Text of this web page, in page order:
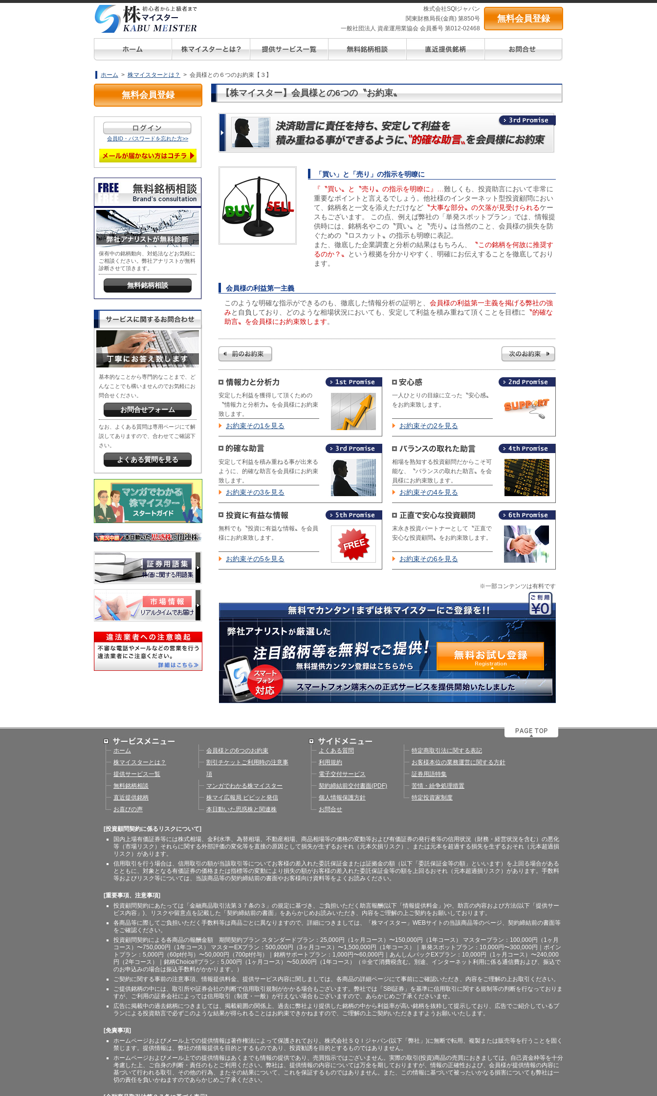
株式会社SQIジャパン
関東財務局長(金商) 第850号
一般社団法人 資産運用業協会 会員番号 第012-02468
無料会員登録
ホーム > 株マイスターとは？ > 会員様との６つのお約束【３】
無料会員登録
会員ID・パスワードを忘れた方>>
保有中の銘柄動向、対処法などお気軽に
ご相談ください。弊社アナリストが無料
診断させて頂きます。
無料銘柄相談
基本的なことから専門的なことまで、ど
んなことでも構いませんのでお気軽にお
問合せください。
お問合せフォーム
なお、よくある質問は専用ページにて解
説してありますので、合わせてご確認下
さい。
よくある質問を見る
【株マイスター】会員様との6つの〝お約束〟
「買い」と「売り」の指示を明瞭に
『〝買い〟と〝売り〟の指示を明瞭に』… 難しくも、投資助言において非常に
重要なポイントと言えるでしょう。他社様のインターネット型投資顧問におい
て、銘柄名と一文を添えただけなど 〝大事な部分〟の欠落が見受けられるケー
スもございます。 この点、例えば弊社の「単発スポットプラン」では、情報提
供時には、銘柄名やこの〝買い〟と〝売り〟は当然のこと、会員様の損失を防
ぐための〝ロスカット〟の指示も明瞭に表記。
また、徹底した企業調査と分析の結果はもちろん、
〝この銘柄を何故に推奨す
るのか？〟
という根拠を分かりやすく、明確にお伝えすることを徹底しており
ます。
会員様の利益第一主義
このような明確な指示ができるのも、徹底した情報分析の証明と、 会員様の利益第一主義を掲げる弊社の強
みと自負しており、どのような相場状況においても、安定して利益を積み重ねて頂くことを目標に
〝的確な
助言〟を会員様にお約束致します。
安定した利益を獲得して頂くための
〝情報力と分析力〟を会員様にお約束
致します。
お約束その1を見る
一人ひとりの目線に立った〝安心感〟
をお約束致します。
お約束その2を見る
安定して利益を積み重ねる事が出来る
ように、的確な助言を会員様にお約束
致します。
お約束その3を見る
相場を熟知する投資顧問だからこそ可
能な、〝バランスの取れた助言〟を会
員様にお約束致します。
お約束その4を見る
無料でも〝投資に有益な情報〟を会員
様にお約束致します。
お約束その5を見る
末永き投資パートナーとして〝正直で
安心な投資顧問〟をお約束致します。
お約束その6を見る
※一部コンテンツは有料です
ホーム
株マイスターとは？
提供サービス一覧
無料銘柄相談
直近提供銘柄
お喜びの声
会員様との6つのお約束
割引チケットご利用時の注意事
項
マンガでわかる株マイスター
株マイ広報局 ビビッと発信
本日動いた思惑株と関連株
よくある質問
利用規約
電子交付サービス
契約締結前交付書面(PDF)
個人情報保護方針
お問合せ
特定商取引法に関する表記
お客様本位の業務運営に関する方針
証券用語特集
苦情・紛争処理措置
特定投資家制度
[投資顧問契約に係るリスクについて]
国内上場有価証券等には株式相場、金利水準、為替相場、不動産相場、商品相場等の価格の変動等および有価証券の発行者等の信用状況（財務・経営状況を含む）の悪化
等（市場リスク）それらに関する外部評価の変化等を直接の原因として損失が生ずるおそれ（元本欠損リスク）、または元本を超過する損失を生ずるおそれ（元本超過損
リスク）があります。
信用取引を行う場合は、信用取引の額が当該取引等についてお客様の差入れた委託保証金または証拠金の額（以下「委託保証金等の額」といいます）を上回る場合がある
とともに、対象となる有価証券の価格または指標等の変動により損失の額がお客様の差入れた委託保証金等の額を上回るおそれ（元本超過損リスク）があります。手数料
等およびリスク等については、当該商品等の契約締結前の書面やお客様向け資料等をよくお読みください。
[重要事項、注意事項]
投資顧問契約にあたっては「金融商品取引法第３７条の３」の規定に基づき、ご負担いただく助言報酬(以下「情報提供料金」)や、助言の内容および方法(以下「提供サー
ビス内容」)、リスクや留意点を記載した「契約締結前の書面」をあらかじめお読みいただき、内容をご理解の上ご契約をお願いしております。
各商品等に際してご負担いただく手数料等は商品ごとに異なりますので、詳細につきましては、「株マイスター」WEBサイトの当該商品等のページ、契約締結前の書面等
をご確認ください。
投資顧問契約による各商品の報酬金額 期間契約プラン スタンダードプラン：25,000円（1ヶ月コース）〜150,000円（1年コース） マスタープラン：100,000円（1ヶ月
コース）〜750,000円（1年コース） マスターEXプラン：500,000円（3ヶ月コース）〜1,500,000円（1年コース）｜単発スポットプラン：10,000円〜300,000円｜ポイン
トプラン：5,000円（60pt付与）〜50,000円（700pt付与）｜銘柄サポートプラン：1,000円〜60,000円｜あんしんパックEXプラン：10,000円（1ヶ月コース）〜240,000
円（2年コース）｜銘柄Choice!!プラン：5,000円（1ヶ月コース）〜50,000円（1年コース）（※全て消費税含む。別途、インターネット利用に係る通信費および、振込で
のお申込みの場合は振込手数料がかかります。）
ご契約に関する事前の注意事項、情報提供料金、提供サービス内容に関しましては、各商品の詳細ページにて事前にご確認いただき、内容をご理解の上お取引ください。
ご提供銘柄の中には、取引所や証券会社の判断で信用取引規制がかかる場合もございます。弊社では「SBI証券」を基準に信用取引に関する規制等の判断を行なっておりま
すが、ご利用の証券会社によっては信用取引（制度・一般）が行えない場合もございますので、あらかじめご了承くださいませ。
広告に掲載中の過去銘柄につきましては、掲載範囲の関係上、過去に弊社より提供した銘柄の中から利益率が高い銘柄を抜粋して提示しており、広告でご紹介しているプ
ランによる投資助言で必ずこのような結果が得られることはお約束できかねますので、ご理解の上ご契約いただきますようお願いいたします。
[免責事項]
ホームページおよびメール上での提供情報は著作権法によって保護されており、株式会社ＳＱＩジャパン(以下「弊社」)に無断で転用、複製または販売等を行うことを固く
禁じます。提供情報は、弊社の情報提供を目的とするものであり、投資勧誘を目的とするものではありません。
ホームページおよびメール上での提供情報はあくまでも情報の提供であり、売買指示ではございません。実際の取引(投資)商品の売買におきましては、自己資金枠等を十分
考慮した上、ご自身の判断・責任のもとご利用ください。弊社は、提供情報の内容については万全を期しておりますが、情報の正確性および、会員様が提供情報の内容に
基づいて行われる取引、その他の行為、またその結果について、これを保証するものではありません。また、この情報に基づいて被ったいかなる損害についても弊社は一
切の責任を負いかねますのであらかじめご了承ください。